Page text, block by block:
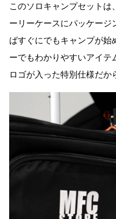
このソロキャンプセットは
ーリーケースにパッケージ
ばすぐにでもキャンプが
ーでもわかりやすいアイ
ロゴが入った特別仕様だか